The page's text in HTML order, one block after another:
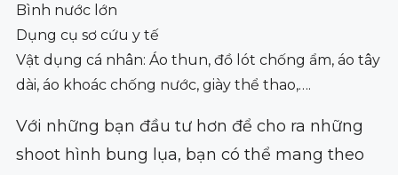
Bình nước lớn
Dụng cụ sơ cứu y tế
Vật dụng cá nhân: Áo thun, đồ lót chống ẩm, áo tây
dài, áo khoác chống nước, giày thể thao,….
Với những bạn đầu tư hơn để cho ra những
shoot hình bung lụa, bạn có thể mang theo